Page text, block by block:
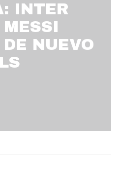
INTER
NUEVO